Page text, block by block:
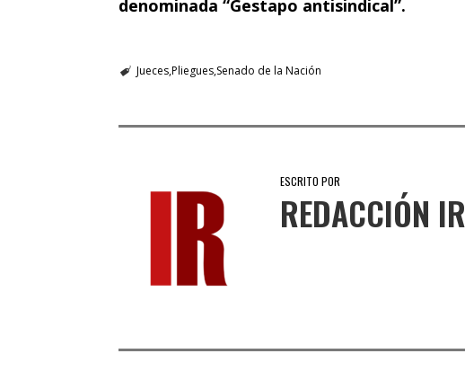
denominada “Gestapo antisindical”.
JuecesPlieguesSenado de la Nación
ESCRITO POR
REDACCIÓN IR